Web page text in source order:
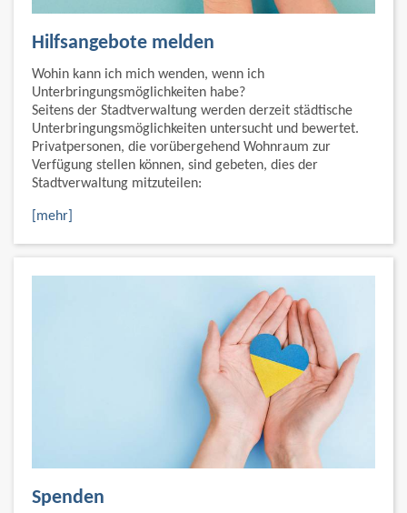
Hilfsangebote melden
Wohin kann ich mich wenden, wenn ich
Unterbringungsmöglichkeiten habe?
Seitens der Stadtverwaltung werden derzeit städtische
Unterbringungsmöglichkeiten untersucht und bewertet.
Privatpersonen, die vorübergehend Wohnraum zur
Verfügung stellen können, sind gebeten, dies der
Stadtverwaltung mitzuteilen:
[mehr]
Spenden